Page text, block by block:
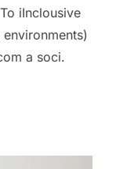
iInclousive
a soci.